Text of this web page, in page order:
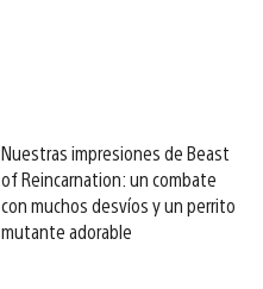
Nuestras impresiones de Beast
of Reincarnation: un combate
con muchos desvíos y un perrito
mutante adorable